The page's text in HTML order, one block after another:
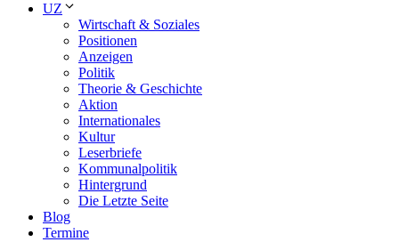
UZ
Wirtschaft & Soziales
Positionen
Anzeigen
Politik
Theorie & Geschichte
Aktion
Internationales
Kultur
Leserbriefe
Kommunalpolitik
Hintergrund
Die Letzte Seite
Blog
Termine